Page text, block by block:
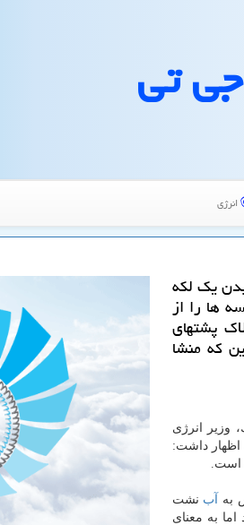
تی
انرژی
یك لكه
ها را از
پشتهای
كه منشا
وزیر انرژی
اظهار داشت:
است.
به آب نشت
به معنای